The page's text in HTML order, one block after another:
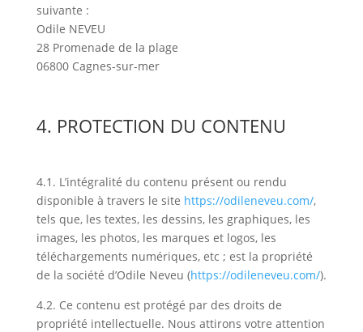
suivante :
Odile NEVEU
28 Promenade de la plage
06800 Cagnes-sur-mer
4. PROTECTION DU CONTENU
4.1. L’intégralité du contenu présent ou rendu
disponible à travers le site https://odileneveu.com/,
tels que, les textes, les dessins, les graphiques, les
images, les photos, les marques et logos, les
téléchargements numériques, etc ; est la propriété
de la société d’Odile Neveu (https://odileneveu.com/).
4.2. Ce contenu est protégé par des droits de
propriété intellectuelle. Nous attirons votre attention